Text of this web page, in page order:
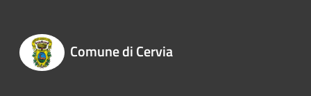
Comune di Cervia